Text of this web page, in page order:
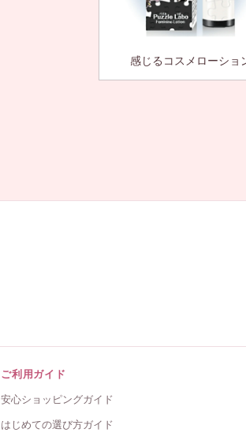
感じるコスメローショ
ご利用ガイド
安心ショッピングガイド
はじめての選び方ガイド